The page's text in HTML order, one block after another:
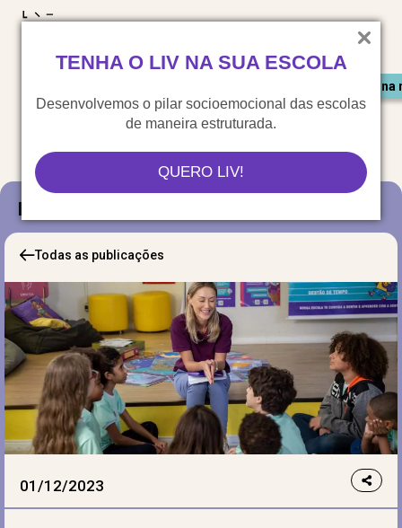
TENHA O LIV NA SUA ESCOLA
Desenvolvemos o pilar socioemocional das escolas
de maneira estruturada.
QUERO LIV!
Saiu
Blog
Todas as publicações
01/12/2023